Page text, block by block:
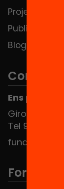
Projectes
Publicacions
Blog
Contacte
Ens pots
Girona 34,
Tel 934 588
Formem